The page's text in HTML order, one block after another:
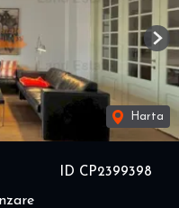
ID CP2399398
Harta